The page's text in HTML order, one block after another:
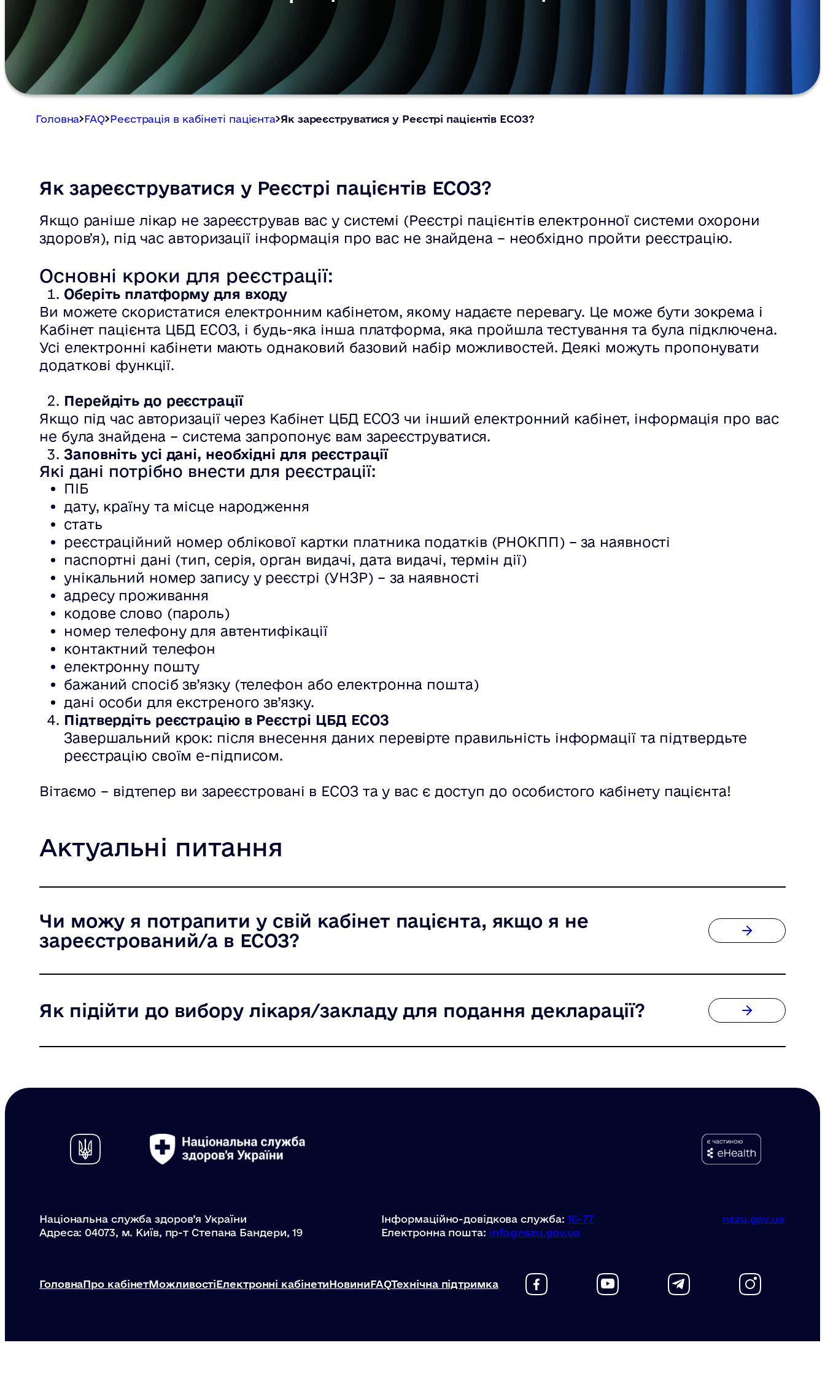
Головна FAQ Реєстрація в кабінеті пацієнта Як зареєструватися у Реєстрі пацієнтів ЕСОЗ?
Як зареєструватися у Реєстрі пацієнтів ЕСОЗ?
Якщо раніше лікар не зареєстрував вас у системі (Реєстрі пацієнтів електронної системи охорони
здоровʼя), під час авторизації інформація про вас не знайдена – необхідно пройти реєстрацію.
Основні кроки для реєстрації:
Оберіть платформу для входу
Ви можете скористатися електронним кабінетом, якому надаєте перевагу. Це може бути зокрема і
Кабінет пацієнта ЦБД ЕСОЗ, і будь-яка інша платформа, яка пройшла тестування та була підключена.
Усі електронні кабінети мають однаковий базовий набір можливостей. Деякі можуть пропонувати
додаткові функції.
Перейдіть до реєстрації
Якщо під час авторизації через Кабінет ЦБД ЕСОЗ чи інший електронний кабінет, інформація про вас
не була знайдена – система запропонує вам зареєструватися.
Заповніть усі дані, необхідні для реєстрації
Які дані потрібно внести для реєстрації:
ПІБ
дату, країну та місце народження
стать
реєстраційний номер облікової картки платника податків (РНОКПП) – за наявності
паспортні дані (тип, серія, орган видачі, дата видачі, термін дії)
унікальний номер запису у реєстрі (УНЗР) – за наявності
адресу проживання
кодове слово (пароль)
номер телефону для автентифікації
контактний телефон
електронну пошту
бажаний спосіб зв’язку (телефон або електронна пошта)
дані особи для екстреного зв’язку.
Підтвердіть реєстрацію в Реєстрі ЦБД ЕСОЗ
Завершальний крок: після внесення даних перевірте правильність інформації та підтвердьте
реєстрацію своїм е-підписом.
Вітаємо – відтепер ви зареєстровані в ЕСОЗ та у вас є доступ до особистого кабінету пацієнта!
Актуальні питання
Чи можу я потрапити у свій кабінет пацієнта, якщо я не
зареєстрований/а в ЕСОЗ?
Як підійти до вибору лікаря/закладу для подання декларації?
Національна служба здоров’я України
Адреса: 04073, м. Київ, пр-т Степана Бандери, 19
Інформаційно-довідкова служба:16-77
Електронна пошта: info@nszu.gov.ua
nszu.gov.ua
ГоловнаПро кабінетМожливостіЕлектронні кабінетиНовиниFAQТехнічна підтримка